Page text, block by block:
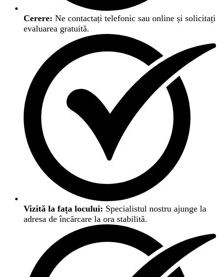
Cerere: Ne contactați telefonic sau online și solicitați
evaluarea gratuită.
Vizită la fața locului: Specialistul nostru ajunge la
adresa de încărcare la ora stabilită.